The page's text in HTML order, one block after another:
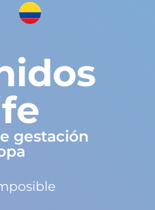
gestación